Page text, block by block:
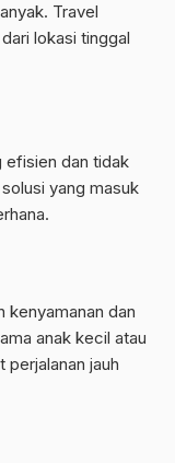
Travel
lokasi tinggal
efisien dan tidak
yang masuk
kenyamanan dan
anak kecil atau
jauh